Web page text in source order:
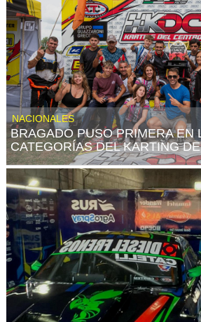
NACIONALES
BRAGADO PUSO PRIMERA EN
CATEGORÍAS DEL KARTING